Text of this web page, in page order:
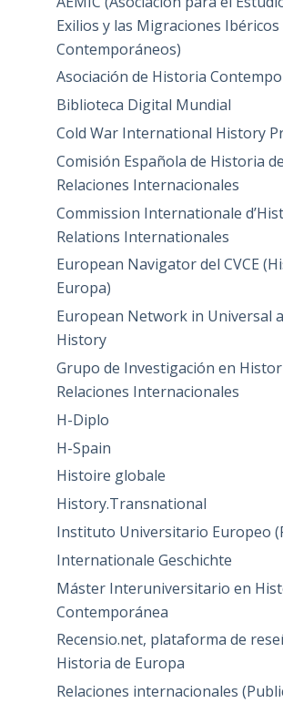
Exilios y las Migraciones Ibéricos
Contemporáneos)
Asociación de Historia
Biblioteca Digital Mundial
Cold War International History
Comisión Española de Historia
Relaciones Internacionales
Commission Internationale
Relations Internationales
European Navigator del CVCE
Europa)
European Network in Universal
History
Grupo de Investigación en
Relaciones Internacionales
H-Diplo
H-Spain
Histoire globale
History.Transnational
Instituto Universitario Europeo
Internationale Geschichte
Máster Interuniversitario en
Contemporánea
Recensio.net, plataforma de
Historia de Europa
Relaciones internacionales